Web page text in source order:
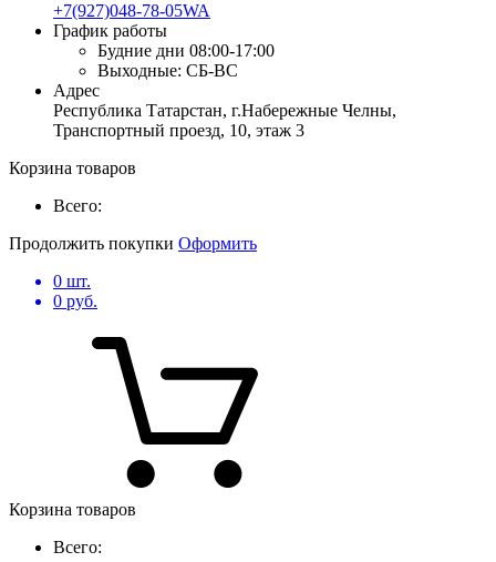
+7(927)048-78-05WA
График работы
Будние дни 08:00-17:00
Выходные: СБ-ВС
Адрес
Республика Татарстан, г.Набережные Челны,
Транспортный проезд, 10, этаж 3
Корзина товаров
Всего:
Продолжить покупки Оформить
0 шт.
0 руб.
Корзина товаров
Всего: